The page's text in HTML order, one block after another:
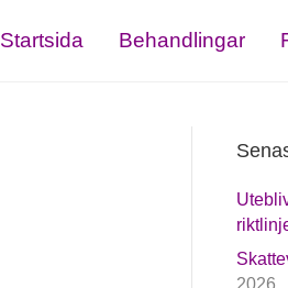
Startsida Behandlingar
2026